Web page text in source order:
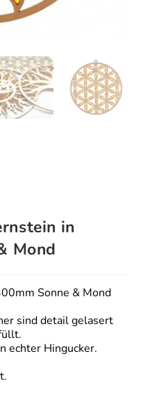
in
Mond
Sonne & Mond
sind detail gelasert
echter Hingucker.